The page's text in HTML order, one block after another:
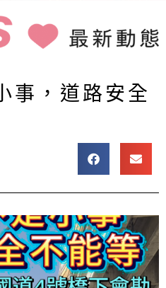
事，道路安全